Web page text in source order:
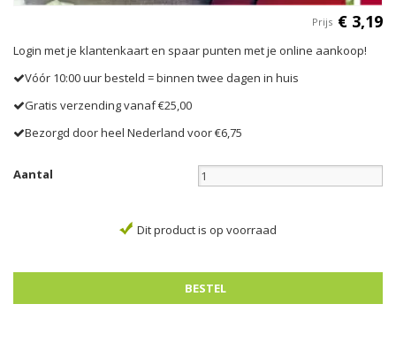
Prijs € 3,19
Login met je klantenkaart en spaar punten met je online aankoop!
Vóór 10:00 uur besteld = binnen twee dagen in huis
Gratis verzending vanaf €25,00
Bezorgd door heel Nederland voor €6,75
Aantal
Dit product is op voorraad